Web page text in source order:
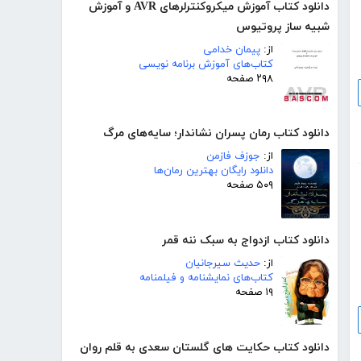
دانلود کتاب آموزش میکروکنترلرهای AVR و آموزش
شبیه ساز پروتیوس
از: پیمان خدامی
کتاب‌های آموزش برنامه نویسی
۲۹۸ صفحه
دانلود کتاب رمان پسران نشاندار؛ سایه‌های مرگ
از: جوزف فازمن
دانلود رایگان بهترین رمان‌ها
۵۰۹ صفحه
دانلود کتاب ازدواج به سبک ننه قمر
از: حدیث سیرجانیان
کتاب‌های نمایشنامه و فیلمنامه
۱۹ صفحه
دانلود کتاب حکایت های گلستان سعدی به قلم روان